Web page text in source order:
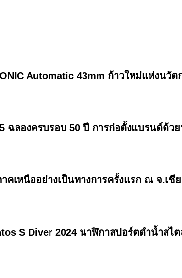
Automatic 43mm ก้าวใหม่แห่งนวั
ฉลองครบรอบ 50 ปี การก่อตั้งแบรนด์ด้ว
คเหนืออย่างเป็นทางการครั้งแรก ณ จ.เชี
S Diver 2024 นาฬิกาสปอร์ตดำน้ำสไ